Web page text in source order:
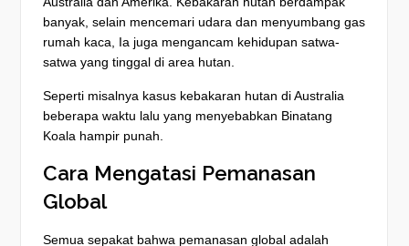
banyak, selain mencemari udara dan menyumbang gas
rumah kaca, Ia juga mengancam kehidupan satwa-
satwa yang tinggal di area hutan.
Seperti misalnya kasus kebakaran hutan di Australia
beberapa waktu lalu yang menyebabkan Binatang
Koala hampir punah.
Cara Mengatasi Pemanasan
Global
Semua sepakat bahwa pemanasan global adalah